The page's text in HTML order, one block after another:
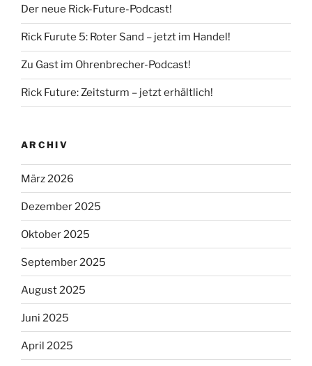
Der neue Rick-Future-Podcast!
Rick Furute 5: Roter Sand – jetzt im Handel!
Zu Gast im Ohrenbrecher-Podcast!
Rick Future: Zeitsturm – jetzt erhältlich!
ARCHIV
März 2026
Dezember 2025
Oktober 2025
September 2025
August 2025
Juni 2025
April 2025